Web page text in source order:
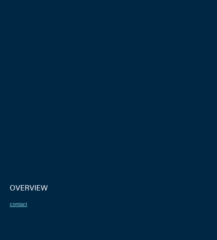
OVERVIEW
contact